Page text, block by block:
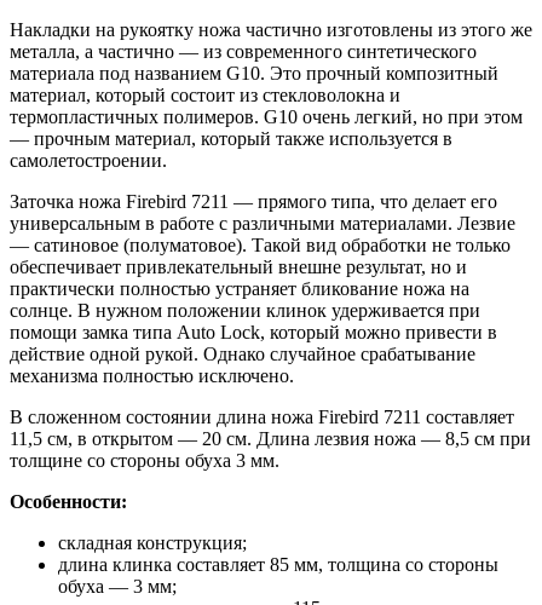
Накладки на рукоятку ножа частично изготовлены из этого же
металла, а частично — из современного синтетического
материала под названием G10. Это прочный композитный
материал, который состоит из стекловолокна и
термопластичных полимеров. G10 очень легкий, но при этом
— прочным материал, который также используется в
самолетостроении.
Заточка ножа Firebird 7211 — прямого типа, что делает его
универсальным в работе с различными материалами. Лезвие
— сатиновое (полуматовое). Такой вид обработки не только
обеспечивает привлекательный внешне результат, но и
практически полностью устраняет бликование ножа на
солнце. В нужном положении клинок удерживается при
помощи замка типа Auto Lock, который можно привести в
действие одной рукой. Однако случайное срабатывание
механизма полностью исключено.
В сложенном состоянии длина ножа Firebird 7211 составляет
11,5 см, в открытом — 20 см. Длина лезвия ножа — 8,5 см при
толщине со стороны обуха 3 мм.
Особенности:
складная конструкция;
длина клинка составляет 85 мм, толщина со стороны
обуха — 3 мм;